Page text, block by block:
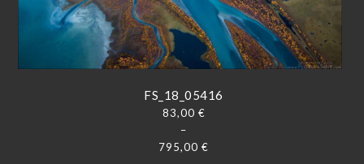
FS_18_05416
83,00 €
–
795,00 €